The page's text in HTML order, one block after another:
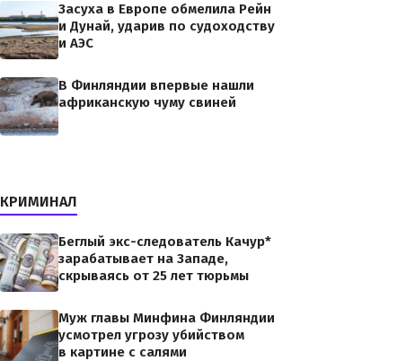
Засуха в Европе обмелила Рейн
и Дунай, ударив по судоходству
и АЭС
В Финляндии впервые нашли
африканскую чуму свиней
КРИМИНАЛ
Беглый экс-следователь Качур*
зарабатывает на Западе,
скрываясь от 25 лет тюрьмы
Муж главы Минфина Финляндии
усмотрел угрозу убийством
в картине с салями